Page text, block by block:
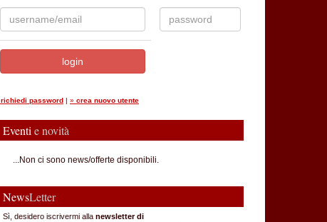
richiedi password | » crea nuovo utente
Eventi e novità
...Non ci sono news/offerte disponibili.
NewsLetter
Sì, desidero iscrivermi alla newsletter di